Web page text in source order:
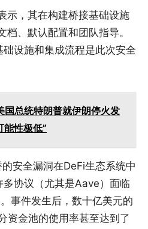
示，其在构建桥接基础设施
、默认配置和团队指导。
设施和集成流程是此次安全
国总统特朗普就伊朗停火发
能性极低”
安全漏洞在DeFi生态系统中
协议（尤其是Aave）面临
事件发生后，数十亿美元的
资金池的使用率甚至达到了